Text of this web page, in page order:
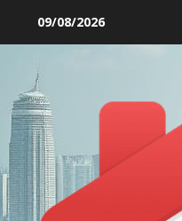
09/08/2026